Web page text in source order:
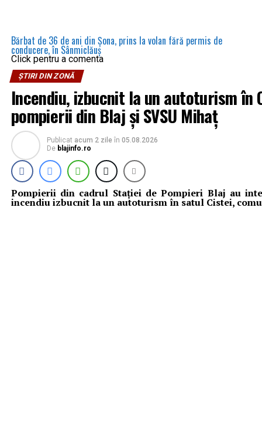
Bărbat de 36 de ani din Șona, prins la volan fără permis de
conducere, în Sânmiclăuș
Click pentru a comenta
ȘTIRI DIN ZONĂ
Incendiu, izbucnit la un autoturism în
pompierii din Blaj și SVSU Mihaț
Publicat acum 2 zile în 05.08.2026
De blajinfo.ro
Pompierii din cadrul Stației de Pompieri Blaj au
incendiu izbucnit la un autoturism în satul Cistei,